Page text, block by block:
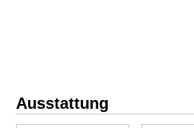
Ausstattung